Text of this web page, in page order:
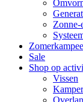
Zonne-
Sale
Shop op
Vissen